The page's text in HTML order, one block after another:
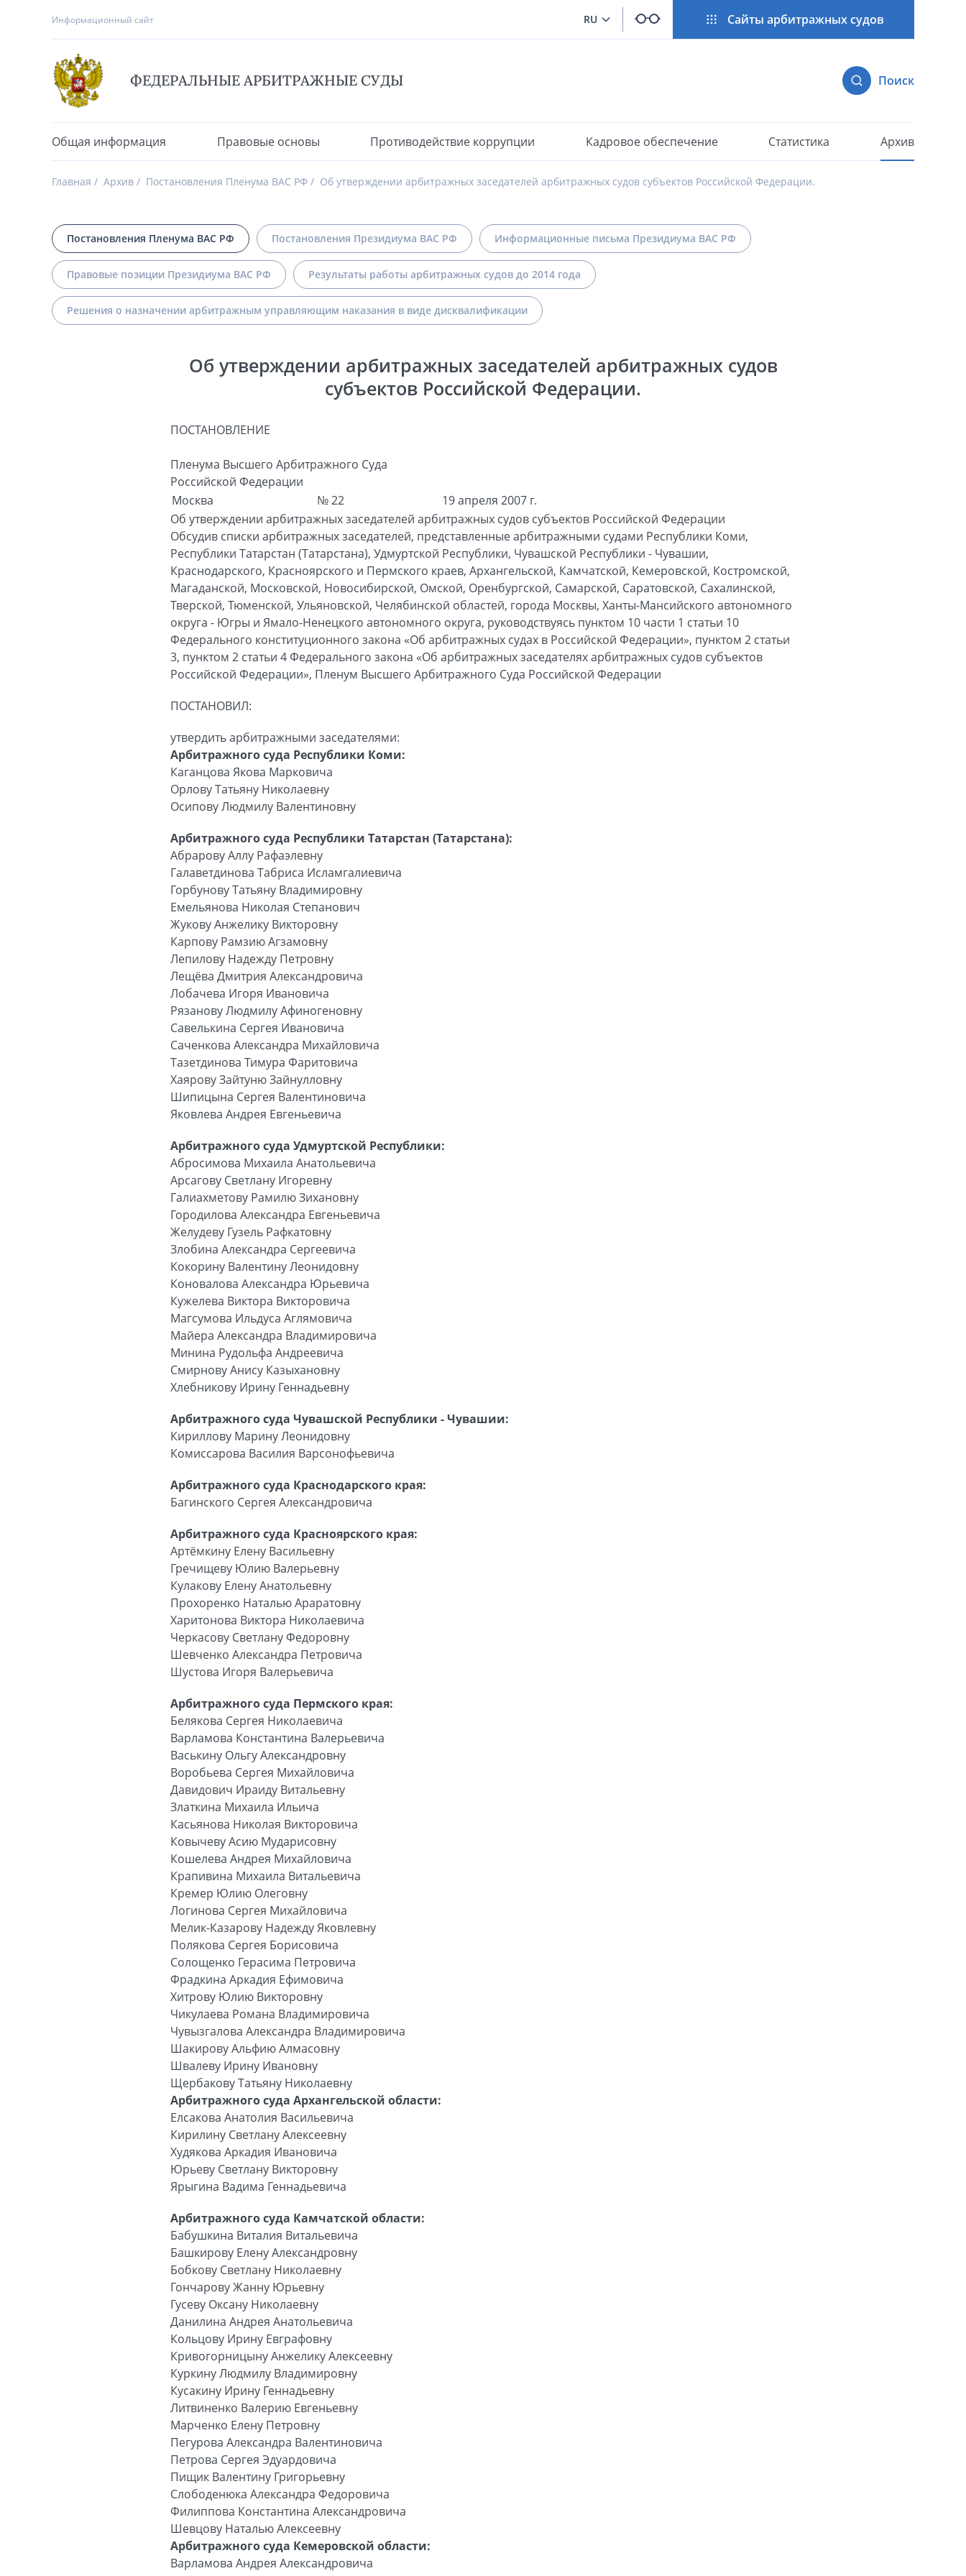
Информационный сайт RU Сайты арбитражных судов
ФЕДЕРАЛЬНЫЕ АРБИТРАЖНЫЕ СУДЫ Поиск
Общая информация Правовые основы Противодействие коррупции Кадровое обеспечение Статистика Архив
Главная Архив Постановления Пленума ВАС РФ Об утверждении арбитражных заседателей арбитражных судов субъектов Российской Федерации.
Постановления Пленума ВАС РФ Постановления Президиума ВАС РФ Информационные письма Президиума ВАС РФ
Правовые позиции Президиума ВАС РФ Результаты работы арбитражных судов до 2014 года
Решения о назначении арбитражным управляющим наказания в виде дисквалификации
Об утверждении арбитражных заседателей арбитражных судов
субъектов Российской Федерации.
ПОСТАНОВЛЕНИЕ
Пленума Высшего Арбитражного Суда
Российской Федерации
Москва
№ 22
19 апреля 2007 г.
Об утверждении арбитражных заседателей арбитражных судов субъектов Российской Федерации
Обсудив списки арбитражных заседателей, представленные арбитражными судами Республики Коми,
Республики Татарстан (Татарстана), Удмуртской Республики, Чувашской Республики - Чувашии,
Краснодарского, Красноярского и Пермского краев, Архангельской, Камчатской, Кемеровской, Костромской,
Магаданской, Московской, Новосибирской, Омской, Оренбургской, Самарской, Саратовской, Сахалинской,
Тверской, Тюменской, Ульяновской, Челябинской областей, города Москвы, Ханты-Мансийского автономного
округа - Югры и Ямало-Ненецкого автономного округа, руководствуясь пунктом 10 части 1 статьи 10
Федерального конституционного закона «Об арбитражных судах в Российской Федерации», пунктом 2 статьи
3, пунктом 2 статьи 4 Федерального закона «Об арбитражных заседателях арбитражных судов субъектов
Российской Федерации», Пленум Высшего Арбитражного Суда Российской Федерации
ПОСТАНОВИЛ:
утвердить арбитражными заседателями:
Арбитражного суда Республики Коми:
Каганцова Якова Марковича
Орлову Татьяну Николаевну
Осипову Людмилу Валентиновну
Арбитражного суда Республики Татарстан (Татарстана):
Абрарову Аллу Рафаэлевну
Галаветдинова Табриса Исламгалиевича
Горбунову Татьяну Владимировну
Емельянова Николая Степанович
Жукову Анжелику Викторовну
Карпову Рамзию Агзамовну
Лепилову Надежду Петровну
Лещёва Дмитрия Александровича
Лобачева Игоря Ивановича
Рязанову Людмилу Афиногеновну
Савелькина Сергея Ивановича
Саченкова Александра Михайловича
Тазетдинова Тимура Фаритовича
Хаярову Зайтуню Зайнулловну
Шипицына Сергея Валентиновича
Яковлева Андрея Евгеньевича
Арбитражного суда Удмуртской Республики:
Абросимова Михаила Анатольевича
Арсагову Светлану Игоревну
Галиахметову Рамилю Зихановну
Городилова Александра Евгеньевича
Желудеву Гузель Рафкатовну
Злобина Александра Сергеевича
Кокорину Валентину Леонидовну
Коновалова Александра Юрьевича
Кужелева Виктора Викторовича
Магсумова Ильдуса Аглямовича
Майера Александра Владимировича
Минина Рудольфа Андреевича
Смирнову Анису Казыхановну
Хлебникову Ирину Геннадьевну
Арбитражного суда Чувашской Республики - Чувашии:
Кириллову Марину Леонидовну
Комиссарова Василия Варсонофьевича
Арбитражного суда Краснодарского края:
Багинского Сергея Александровича
Арбитражного суда Красноярского края:
Артёмкину Елену Васильевну
Гречищеву Юлию Валерьевну
Кулакову Елену Анатольевну
Прохоренко Наталью Араратовну
Харитонова Виктора Николаевича
Черкасову Светлану Федоровну
Шевченко Александра Петровича
Шустова Игоря Валерьевича
Арбитражного суда Пермского края:
Белякова Сергея Николаевича
Варламова Константина Валерьевича
Васькину Ольгу Александровну
Воробьева Сергея Михайловича
Давидович Ираиду Витальевну
Златкина Михаила Ильича
Касьянова Николая Викторовича
Ковычеву Асию Мударисовну
Кошелева Андрея Михайловича
Крапивина Михаила Витальевича
Кремер Юлию Олеговну
Логинова Сергея Михайловича
Мелик-Казарову Надежду Яковлевну
Полякова Сергея Борисовича
Солощенко Герасима Петровича
Фрадкина Аркадия Ефимовича
Хитрову Юлию Викторовну
Чикулаева Романа Владимировича
Чувызгалова Александра Владимировича
Шакирову Альфию Алмасовну
Швалеву Ирину Ивановну
Щербакову Татьяну Николаевну
Арбитражного суда Архангельской области:
Елсакова Анатолия Васильевича
Кирилину Светлану Алексеевну
Худякова Аркадия Ивановича
Юрьеву Светлану Викторовну
Ярыгина Вадима Геннадьевича
Арбитражного суда Камчатской области:
Бабушкина Виталия Витальевича
Башкирову Елену Александровну
Бобкову Светлану Николаевну
Гончарову Жанну Юрьевну
Гусеву Оксану Николаевну
Данилина Андрея Анатольевича
Кольцову Ирину Евграфовну
Кривогорницыну Анжелику Алексеевну
Куркину Людмилу Владимировну
Кусакину Ирину Геннадьевну
Литвиненко Валерию Евгеньевну
Марченко Елену Петровну
Пегурова Александра Валентиновича
Петрова Сергея Эдуардовича
Пищик Валентину Григорьевну
Слободенюка Александра Федоровича
Филиппова Константина Александровича
Шевцову Наталью Алексеевну
Арбитражного суда Кемеровской области:
Варламова Андрея Александровича